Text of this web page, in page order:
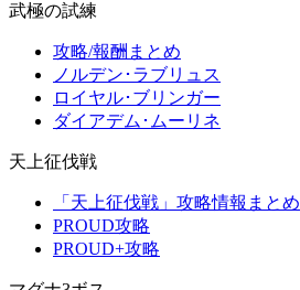
武極の試練
攻略/報酬まとめ
ノルデン･ラブリュス
ロイヤル･ブリンガー
ダイアデム･ムーリネ
天上征伐戦
「天上征伐戦」攻略情報まとめ
PROUD攻略
PROUD+攻略